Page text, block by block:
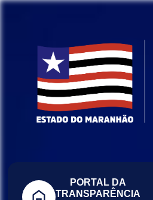
PORTAL DA
TRANSPARÊNCIA